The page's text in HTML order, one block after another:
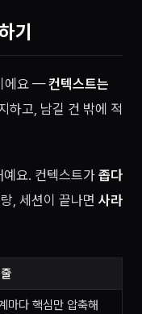
기
에요 —컨텍스트는
하고, 남길 건 밖에 적
요. 컨텍스트가 좁다
, 세션이 끝나면 사라
마다 핵심만 압축해